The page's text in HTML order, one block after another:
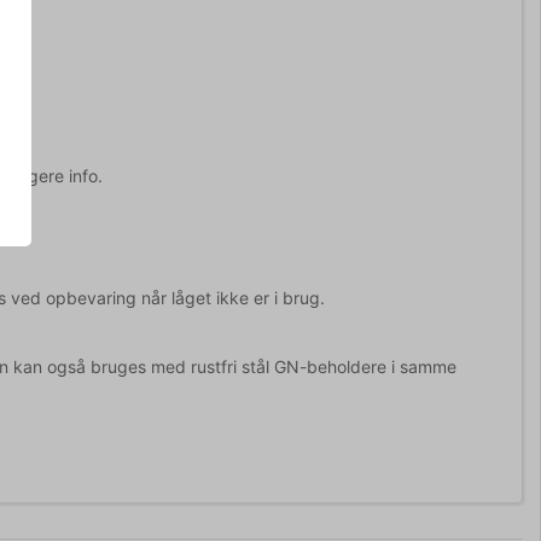
info.
ved opbevaring når låget ikke er i brug.
også bruges med rustfri stål GN-beholdere i samme